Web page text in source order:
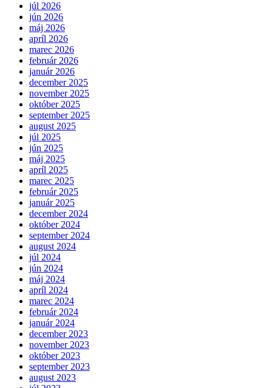
júl 2026
jún 2026
máj 2026
apríl 2026
marec 2026
február 2026
január 2026
december 2025
november 2025
október 2025
september 2025
august 2025
júl 2025
jún 2025
máj 2025
apríl 2025
marec 2025
február 2025
január 2025
december 2024
október 2024
september 2024
august 2024
júl 2024
jún 2024
máj 2024
apríl 2024
marec 2024
február 2024
január 2024
december 2023
november 2023
október 2023
september 2023
august 2023